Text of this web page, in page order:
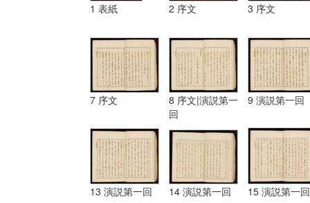
1 表紙 2 序文 3 序文
7 序文
8 序文|演説第一
回
9 演説第一回
13 演説第一回 14 演説第一回 15 演説第一回